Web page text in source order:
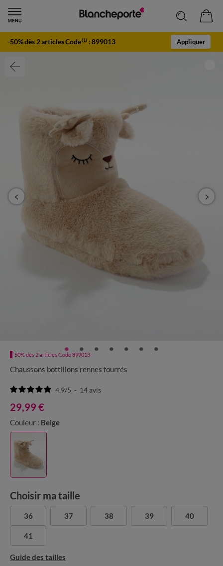
-50% dès 2 articles Code(1) :899013 Appliquer
-50% dès 2 articles Code 899013
Chaussons bottillons rennes fourrés
4.9/5 - 14avis
29,99 €
Couleur : Beige
Choisir ma taille
36 37 38 39 40
41
Guide des tailles